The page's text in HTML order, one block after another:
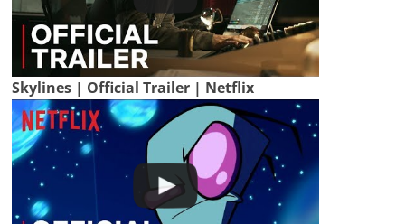
Skylines | Official Trailer | Netflix